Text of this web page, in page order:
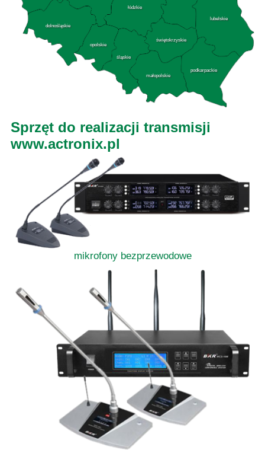
dolnośląskie
łódzkie
lubelskie
opolskie
śląskie
świętokrzyskie
małopolskie
podkarpackie
Sprzęt do realizacji transmisji
www.actronix.pl
mikrofony bezprzewodowe